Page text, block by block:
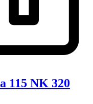
115 NK 320